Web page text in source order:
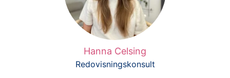
Hanna Celsing
Redovisningskonsult